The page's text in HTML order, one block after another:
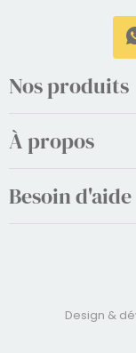
Nos produits
À propos
Besoin d'aide
Design &